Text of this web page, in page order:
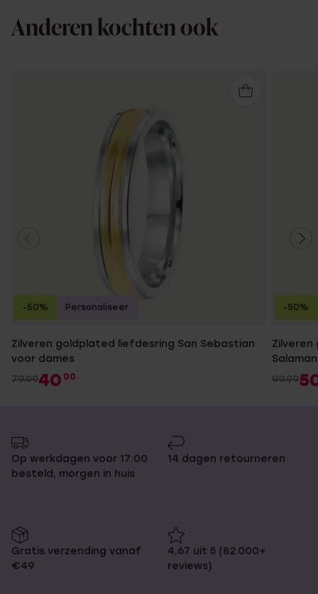
Anderen kochten ook
Zilveren goldplated liefdesring San Sebastian
voor dames
79.9940 00
-50% Personaliseer
99.99
-50%
Op werkdagen voor 17:00
besteld, morgen in huis
14 dagen retourneren
Gratis verzending vanaf
€49
4,67 uit 5 (82.000+
reviews)